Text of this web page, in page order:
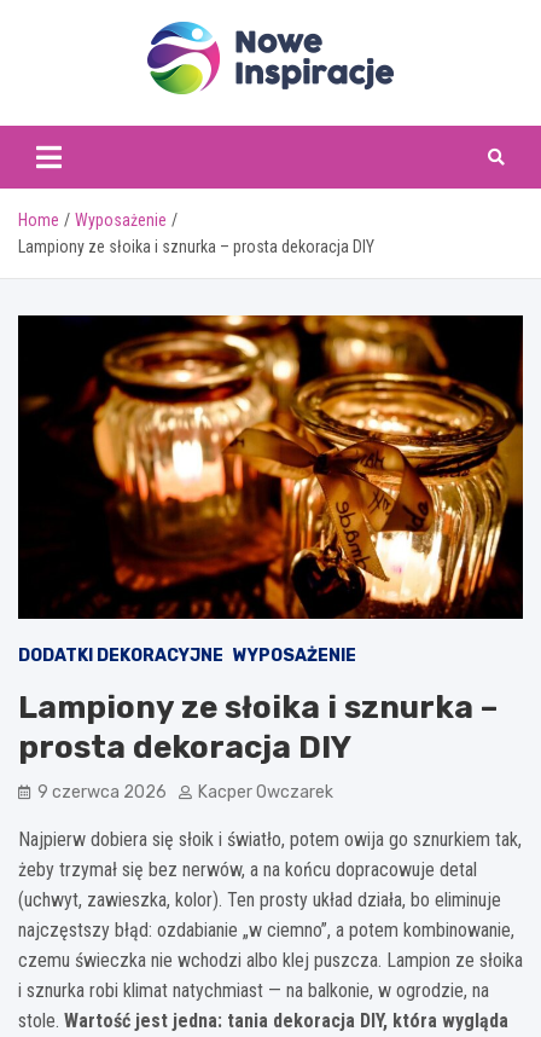
Home
Wyposażenie
Lampiony ze słoika i sznurka – prosta dekoracja DIY
DODATKI DEKORACYJNE WYPOSAŻENIE
Lampiony ze słoika i sznurka –
prosta dekoracja DIY
9 czerwca 2026 Kacper Owczarek
Najpierw dobiera się słoik i światło, potem owija go sznurkiem tak,
żeby trzymał się bez nerwów, a na końcu dopracowuje detal
(uchwyt, zawieszka, kolor). Ten prosty układ działa, bo eliminuje
najczęstszy błąd: ozdabianie „w ciemno”, a potem kombinowanie,
czemu świeczka nie wchodzi albo klej puszcza. Lampion ze słoika
i sznurka robi klimat natychmiast — na balkonie, w ogrodzie, na
stole. Wartość jest jedna: tania dekoracja DIY, która wygląda